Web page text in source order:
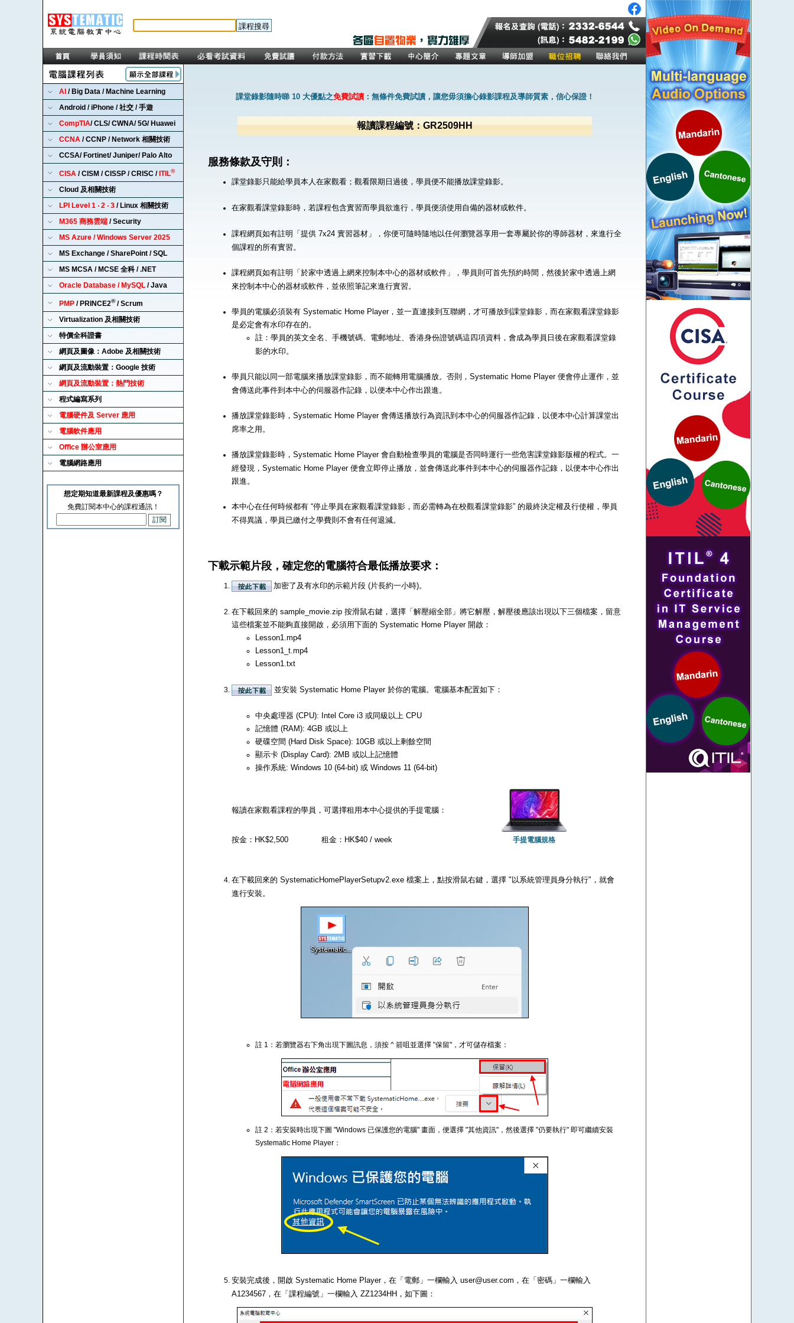
AI / Big Data / Machine Learning
Android / iPhone / 社交 / 手遊
CompTIA/ CLS/ CWNA/ 5G/ Huawei
CCNA / CCNP / Network 相關技術
CCSA/ Fortinet/ Juniper/ Palo Alto
CISA / CISM / CISSP / CRISC / ITIL®
Cloud 及相關技術
LPI Level 1 ‧ 2 ‧ 3 / Linux 相關技術
M365 商務雲端 / Security
MS Azure / Windows Server 2025
MS Exchange / SharePoint / SQL
MS MCSA / MCSE 全科 / .NET
Oracle Database / MySQL / Java
PMP / PRINCE2®/ Scrum
Virtualization 及相關技術
特價全科證書
網頁及圖像：Adobe 及相關技術
網頁及流動裝置：Google 技術
網頁及流動裝置：熱門技術
程式編寫系列
電腦硬件及 Server 應用
電腦軟件應用
Office 辦公室應用
電腦網路應用
想定期知道最新課程及優惠嗎？
免費訂閱本中心的課程通訊！
課堂錄影隨時睇 10 大優點之免費試讀：無條件免費試讀，讓您毋須擔心錄影課程及導師質素，信心保證！
報讀課程編號：GR2509HH
服務條款及守則：
課堂錄影只能給學員本人在家觀看；觀看限期日過後，學員便不能播放課堂錄影。
在家觀看課堂錄影時，若課程包含實習而學員欲進行，學員便須使用自備的器材或軟件。
課程網頁如有註明「提供 7x24 實習器材」，你便可隨時隨地以任何瀏覽器享用一套專屬於你的導師器材，來進行全
個課程的所有實習。
課程網頁如有註明「於家中透過上網來控制本中心的器材或軟件」，學員則可首先預約時間，然後於家中透過上網
來控制本中心的器材或軟件，並依照筆記來進行實習。
學員的電腦必須裝有 Systematic Home Player，並一直連接到互聯網，才可播放到課堂錄影，而在家觀看課堂錄影
是必定會有水印存在的。
註：學員的英文全名、手機號碼、電郵地址、香港身份證號碼這四項資料，會成為學員日後在家觀看課堂錄
影的水印。
學員只能以同一部電腦來播放課堂錄影，而不能轉用電腦播放。否則，Systematic Home Player 便會停止運作，並
會傳送此事件到本中心的伺服器作記錄，以便本中心作出跟進。
播放課堂錄影時，Systematic Home Player 會傳送播放行為資訊到本中心的伺服器作記錄，以便本中心計算課堂出
席率之用。
播放課堂錄影時，Systematic Home Player 會自動檢查學員的電腦是否同時運行一些危害課堂錄影版權的程式。一
經發現，Systematic Home Player 便會立即停止播放，並會傳送此事件到本中心的伺服器作記錄，以便本中心作出
跟進。
本中心在任何時候都有 “停止學員在家觀看課堂錄影，而必需轉為在校觀看課堂錄影” 的最終決定權及行使權，學員
不得異議，學員已繳付之學費則不會有任何退減。
下載示範片段，確定您的電腦符合最低播放要求：
加密了及有水印的示範片段 (片長約一小時)。
在下載回來的 sample_movie.zip 按滑鼠右鍵，選擇「解壓縮全部」將它解壓，解壓後應該出現以下三個檔案，留意
這些檔案並不能夠直接開啟，必須用下面的 Systematic Home Player 開啟：
Lesson1.mp4
Lesson1_t.mp4
Lesson1.txt
並安裝 Systematic Home Player 於你的電腦。電腦基本配置如下：
中央處理器 (CPU): Intel Core i3 或同級以上 CPU
記憶體 (RAM): 4GB 或以上
硬碟空間 (Hard Disk Space): 10GB 或以上剩餘空間
顯示卡 (Display Card): 2MB 或以上記憶體
操作系統: Windows 10 (64-bit) 或 Windows 11 (64-bit)
報讀在家觀看課程的學員，可選擇租用本中心提供的手提電腦：
按金：HK$2,500 租金：HK$40 / week 手提電腦規格
在下載回來的 SystematicHomePlayerSetupv2.exe 檔案上，點按滑鼠右鍵，選擇 "以系統管理員身分執行"，就會
進行安裝。
註 1：若瀏覽器右下角出現下圖訊息，須按 ^ 箭咀並選擇 "保留"，才可儲存檔案：
註 2：若安裝時出現下圖 "Windows 已保護您的電腦" 畫面，便選擇 "其他資訊"，然後選擇 "仍要執行" 即可繼續安裝
Systematic Home Player：
安裝完成後，開啟 Systematic Home Player，在「電郵」一欄輸入 user@user.com，在「密碼」一欄輸入
A1234567，在「課程編號」一欄輸入 ZZ1234HH，如下圖：